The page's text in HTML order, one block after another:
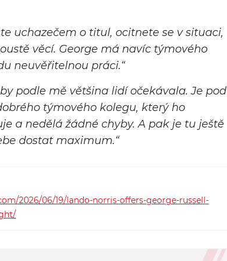
uchazečem o titul, ocitnete se v situaci,
věcí. George má navíc týmového
neuvěřitelnou práci.“
podle mě většina lidí očekávala. Je pod
týmového kolegu, který ho
a nedělá žádné chyby. A pak je tu ještě
dostat maximum.“
2026/06/19/lando-norris-offers-george-russell-